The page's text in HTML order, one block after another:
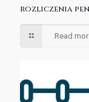
rozliczenia
Read